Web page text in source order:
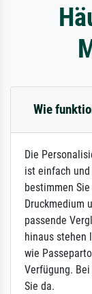
Wie
Die
ist einfach
bestimmen
Druckmedium
passende
hinaus stehen
wie
Verfügung.
Sie da.